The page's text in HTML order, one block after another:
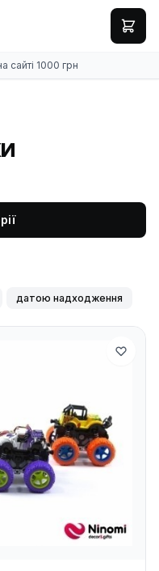
сайті 1000 грн
датою надходження